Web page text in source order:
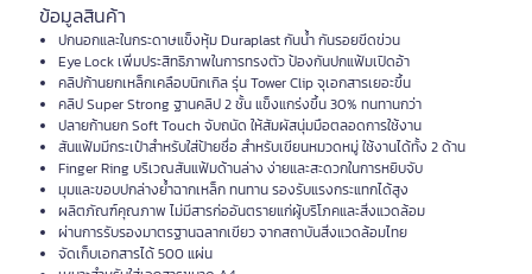
ข้อมูลสินค้า
ปกนอกและในกระดาษแข็งหุ้ม Duraplast กันน้ำ กันรอยขีดข่วน
Eye Lock เพิ่มประสิทธิภาพในการทรงตัว ป้องกันปกแฟ้มเปิดอ้า
คลิปก้านยกเหล็กเคลือบนิกเกิล รุ่น Tower Clip จุเอกสารเยอะขึ้น
คลิป Super Strong ฐานคลิป 2 ชั้น แข็งแกร่งขึ้น 30% ทนทานกว่า
ปลายก้านยก Soft Touch จับถนัด ให้สัมผัสนุ่มมือตลอดการใช้งาน
สันแฟ้มมีกระเป๋าสำหรับใส่ป้ายชื่อ สำหรับเขียนหมวดหมู่ ใช้งานได้ทั้ง 2 ด้าน
Finger Ring บริเวณสันแฟ้มด้านล่าง ง่ายและสะดวกในการหยิบจับ
มุมและขอบปกล่างย้ำฉากเหล็ก ทนทาน รองรับแรงกระแทกได้สูง
ผลิตภัณฑ์คุณภาพ ไม่มีสารก่ออันตรายแก่ผู้บริโภคและสิ่งแวดล้อม
ผ่านการรับรองมาตรฐานฉลากเขียว จากสถาบันสิ่งแวดล้อมไทย
จัดเก็บเอกสารได้ 500 แผ่น